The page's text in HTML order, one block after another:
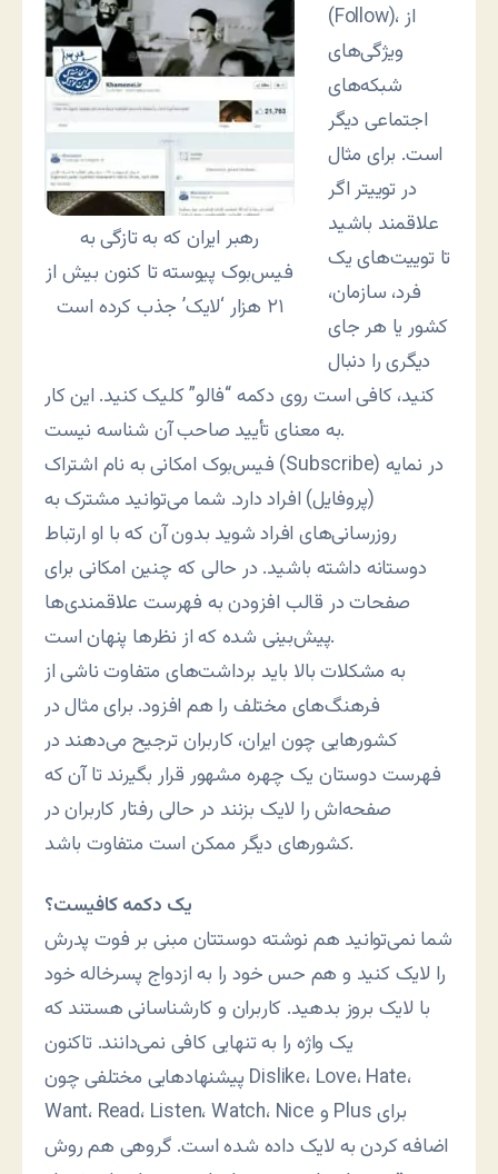
رهبر ایران که به تازگی به
فیس‌بوک پیوسته تا کنون بیش از
۲۱ هزار ‘لایک’ جذب کرده است
(Follow)، از
ویژگی‌های
شبکه‌های
اجتماعی دیگر
است. برای مثال
در توییتر اگر
علاقمند باشید
تا توییت‌های یک
فرد، سازمان،
کشور یا هر جای
دیگری را دنبال
کنید، کافی است روی دکمه “فالو” کلیک کنید. این کار
به معنای تأیید صاحب آن شناسه نیست.
فیس‌بوک امکانی به نام اشتراک (Subscribe) در نمایه
(پروفایل) افراد دارد. شما می‌توانید مشترک به
روزرسانی‌های افراد شوید بدون آن که با او ارتباط
دوستانه داشته باشید. در حالی که چنین امکانی برای
صفحات در قالب افزودن به فهرست علاقمندی‌ها
پیش‌بینی شده که از نظرها پنهان است.
به مشکلات بالا باید برداشت‌های متفاوت ناشی از
فرهنگ‌های مختلف را هم افزود. برای مثال در
کشورهایی چون ایران، کاربران ترجیح می‌دهند در
فهرست دوستان یک چهره مشهور قرار بگیرند تا آن که
صفحه‌اش را لایک بزنند در حالی رفتار کاربران در
کشورهای دیگر ممکن است متفاوت باشد.
یک دکمه کافیست؟
شما نمی‌توانید هم نوشته دوستتان مبنی بر فوت پدرش
را لایک کنید و هم حس خود را به ازدواج پسرخاله خود
با لایک بروز بدهید. کاربران و کارشناسانی هستند که
یک واژه را به تنهایی کافی نمی‌دانند. تاکنون
پیشنهادهایی مختلفی چون Dislike، Love، Hate،
Want، Read، Listen، Watch، Nice و Plus برای
اضافه کردن به لایک داده شده است. گروهی هم روش